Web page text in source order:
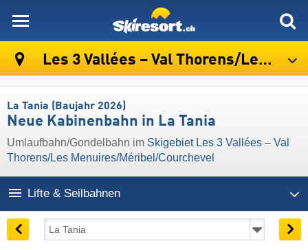
Les 3 Vallées – Val Thorens/​Les Menuires/​Méribel/​Courchevel
La Tania (Baujahr 2026)
Neue Kabinenbahn in La Tania
Umlaufbahn/Gondelbahn im Skigebiet Les 3 Vallées – Val
Thorens/​Les Menuires/​Méribel/​Courchevel
Lifte & Seilbahnen